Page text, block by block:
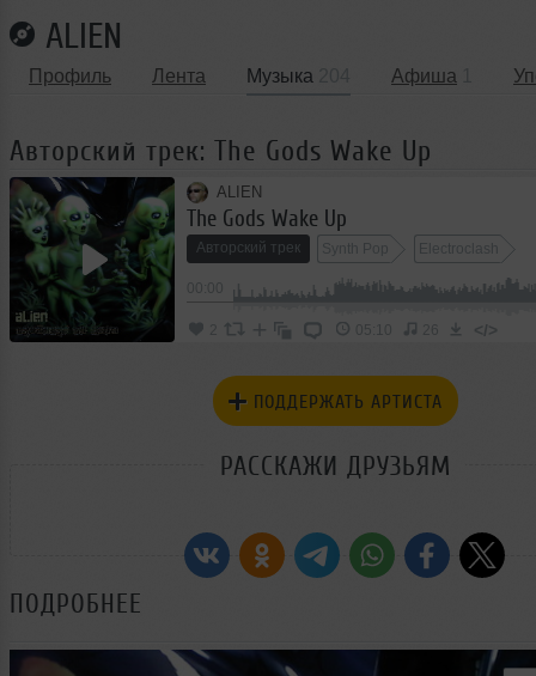
ALIEN
Профиль Лента Музыка Афиша
Авторский трек: The Gods Wake Up
ALIEN
The Gods Wake Up
Авторский трек Synth Pop Electroclash
00:00
05:10 26 </>
ПОДДЕРЖАТЬ АРТИСТА
РАССКАЖИ ДРУЗЬЯМ
ПОДРОБНЕЕ